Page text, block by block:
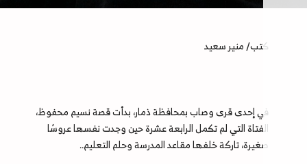
كتب/ منير سعيد
في إحدى قرى وصاب بمحافظة ذمار، بدأت قصة نسيم محفوظ،
الفتاة التي لم تكمل الرابعة عشرة حين وجدت نفسها عروسًا
صغيرة، تاركة خلفها مقاعد المدرسة وحلم التعليم..